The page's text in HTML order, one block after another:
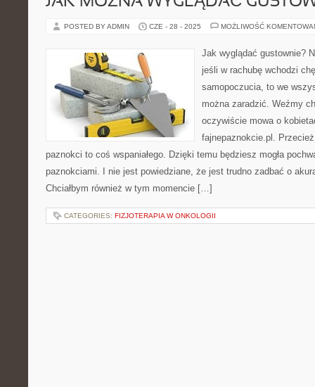
POSTED BY ADMIN CZE - 28 - 2025 MOŻLIWOŚĆ
Jak wyglądać gustownie?
jeśli w rachubę wchodzi
samopoczucia, to we
można zaradzić. Weźmy
oczywiście mowa o
fajnepaznokcie.pl.
paznokci to coś wspaniałego. Dzięki temu będziesz mogła
paznokciami. I nie jest powiedziane, że jest trudno zadbać o
Chciałbym również w tym momencie […]
CATEGORIES: FIZJOTERAPIA W ONKOLOGII